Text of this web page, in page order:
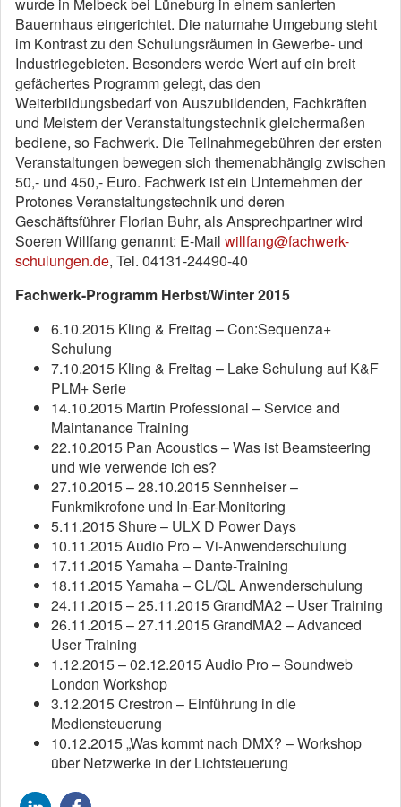
Bauernhaus eingerichtet. Die naturnahe Umgebung steht
im Kontrast zu den Schulungsräumen in Gewerbe- und
Industriegebieten. Besonders werde Wert auf ein breit
gefächertes Programm gelegt, das den
Weiterbildungsbedarf von Auszubildenden, Fachkräften
und Meistern der Veranstaltungstechnik gleichermaßen
bediene, so Fachwerk. Die Teilnahmegebühren der ersten
Veranstaltungen bewegen sich themenabhängig zwischen
50,- und 450,- Euro. Fachwerk ist ein Unternehmen der
Protones Veranstaltungstechnik und deren
Geschäftsführer Florian Buhr, als Ansprechpartner wird
Soeren Willfang genannt: E-Mail willfang@fachwerk-
schulungen.de, Tel. 04131-24490-40
Fachwerk-Programm Herbst/Winter 2015
6.10.2015 Kling & Freitag – Con:Sequenza+
Schulung
7.10.2015 Kling & Freitag – Lake Schulung auf K&F
PLM+ Serie
14.10.2015 Martin Professional – Service and
Maintanance Training
22.10.2015 Pan Acoustics – Was ist Beamsteering
und wie verwende ich es?
27.10.2015 – 28.10.2015 Sennheiser –
Funkmikrofone und In-Ear-Monitoring
5.11.2015 Shure – ULX D Power Days
10.11.2015 Audio Pro – Vi-Anwenderschulung
17.11.2015 Yamaha – Dante-Training
18.11.2015 Yamaha – CL/QL Anwenderschulung
24.11.2015 – 25.11.2015 GrandMA2 – User Training
26.11.2015 – 27.11.2015 GrandMA2 – Advanced
User Training
1.12.2015 – 02.12.2015 Audio Pro – Soundweb
London Workshop
3.12.2015 Crestron – Einführung in die
Mediensteuerung
10.12.2015 „Was kommt nach DMX? – Workshop
über Netzwerke in der Lichtsteuerung